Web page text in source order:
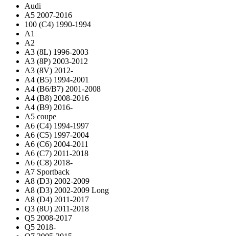
Audi
A5 2007-2016
100 (C4) 1990-1994
A1
A2
A3 (8L) 1996-2003
A3 (8P) 2003-2012
A3 (8V) 2012-
A4 (B5) 1994-2001
A4 (B6/B7) 2001-2008
A4 (B8) 2008-2016
A4 (B9) 2016-
A5 coupe
A6 (C4) 1994-1997
A6 (C5) 1997-2004
A6 (C6) 2004-2011
A6 (C7) 2011-2018
A6 (C8) 2018-
A7 Sportback
A8 (D3) 2002-2009
A8 (D3) 2002-2009 Long
A8 (D4) 2011-2017
Q3 (8U) 2011-2018
Q5 2008-2017
Q5 2018-